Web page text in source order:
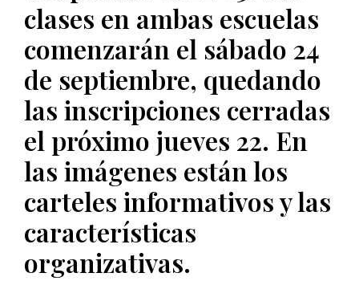
clases en ambas escuelas
comenzarán el sábado 24
de septiembre, quedando
las inscripciones cerradas
el próximo jueves 22. En
las imágenes están los
carteles informativos y las
características
organizativas.